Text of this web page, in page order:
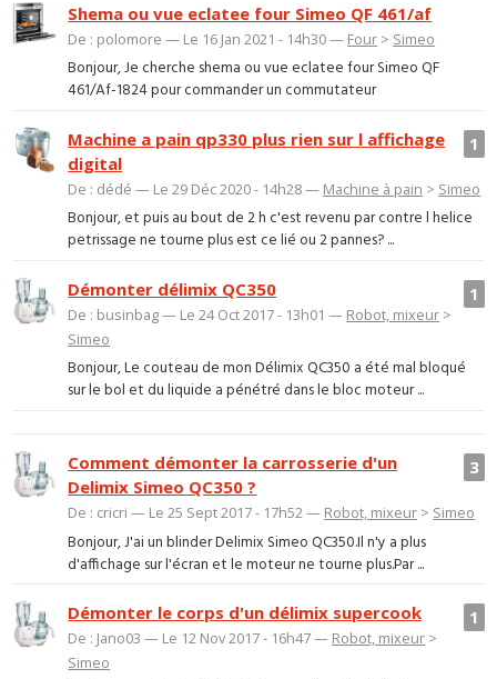
Shema ou vue eclatee four Simeo QF 461/af
De : polomore — Le 16 Jan 2021 - 14h30 — Four > Simeo
Bonjour, Je cherche shema ou vue eclatee four Simeo QF
461/Af-1824 pour commander un commutateur
1
Machine a pain qp330 plus rien sur l affichage
digital
De : dédé — Le 29 Déc 2020 - 14h28 — Machine à pain > Simeo
Bonjour, et puis au bout de 2 h c'est revenu par contre l helice
petrissage ne tourne plus est ce lié ou 2 pannes? ...
1
Démonter délimix QC350
De : businbag — Le 24 Oct 2017 - 13h01 — Robot, mixeur >
Simeo
Bonjour, Le couteau de mon Délimix QC350 a été mal bloqué
sur le bol et du liquide a pénétré dans le bloc moteur ...
3
Comment démonter la carrosserie d'un
Delimix Simeo QC350 ?
De : cricri — Le 25 Sept 2017 - 17h52 — Robot, mixeur > Simeo
Bonjour, J'ai un blinder Delimix Simeo QC350.Il n'y a plus
d'affichage sur l'écran et le moteur ne tourne plus.Par ...
1
Démonter le corps d'un délimix supercook
De : Jano03 — Le 12 Nov 2017 - 16h47 — Robot, mixeur >
Simeo